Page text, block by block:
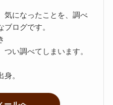
気になったことを、調べ
ログです。
い調べてしまいます。
。